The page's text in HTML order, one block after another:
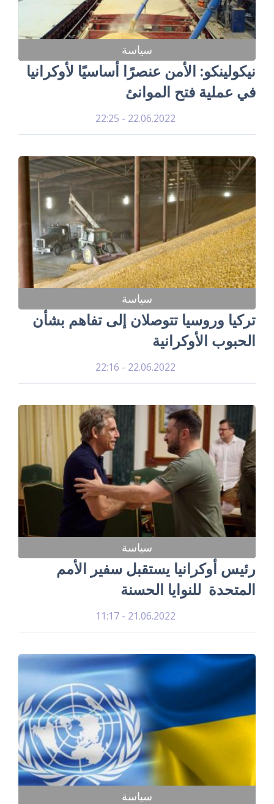
سياسة
نيكولينكو: الأمن عنصرًا أساسيًا لأوكرانيا
في عملية فتح الموانئ
22.06.2022 - 22:25
سياسة
تركيا وروسيا تتوصلان إلى تفاهم بشأن
الحبوب الأوكرانية
22.06.2022 - 22:16
سياسة
رئيس أوكرانيا يستقبل سفير الأمم
المتحدة للنوايا الحسنة
21.06.2022 - 11:17
سياسة